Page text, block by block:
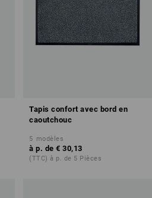
Tapis confort avec bord en
caoutchouc
5 modèles
à p. de € 30,13
(TTC) à p. de 5 Pièces